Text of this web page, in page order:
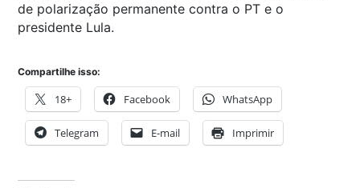
de polarização permanente contra o PT e o
presidente Lula.
Compartilhe isso:
18+ Facebook WhatsApp
Telegram E-mail Imprimir